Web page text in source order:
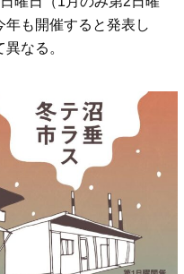
年も開催すると発表し
なる。